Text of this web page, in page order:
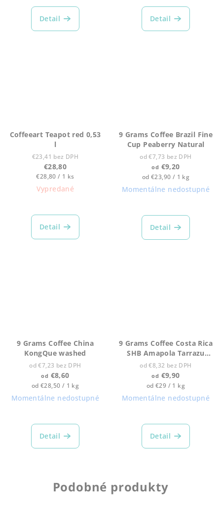
hodnotenie
produktu
Detail Detail
Coffeeart Teapot red 0,53
l
€23,41 bez DPH
€28,80
Jednotková
cena:
€28,80 / 1 ks
Vypredané
Detail
9 Grams Coffee Brazil Fine
Cup Peaberry Natural
od €7,73 bez DPH
od €9,20
Jednotková
cena:
od €23,90 / 1 kg
Momentálne nedostupné
Detail
9 Grams Coffee China
KongQue washed
od €7,23 bez DPH
od €8,60
Jednotková
cena:
od €28,50 / 1 kg
Momentálne nedostupné
Detail
9 Grams Coffee Costa Rica
SHB Amapola Tarrazu
washed
od €8,32 bez DPH
od €9,90
Jednotková
cena:
od €29 / 1 kg
Momentálne nedostupné
Detail
Podobné produkty